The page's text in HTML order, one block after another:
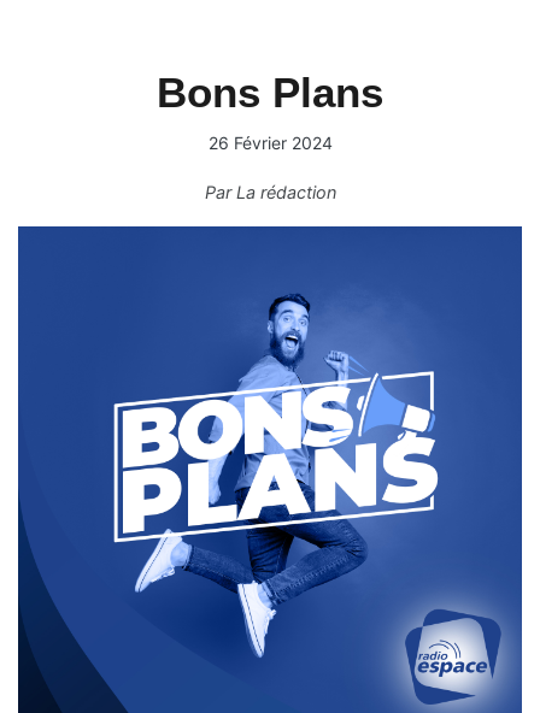
Bons Plans
26 Février 2024
ParLa rédaction